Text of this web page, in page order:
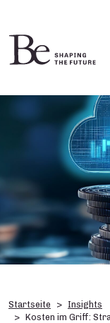
Startseite
Insights
Kosten im Griff: